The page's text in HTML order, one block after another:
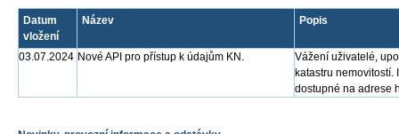
Datum
vložení
Název Popis
03.07.2024 Nové API pro přístup k údajům KN.
Vážení uživatelé,
katastru nemovitostí.
dostupné na adrese